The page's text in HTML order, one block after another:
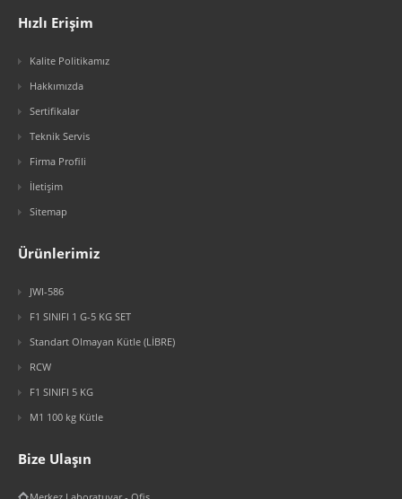
Hızlı Erişim
Kalite Politikamız
Hakkımızda
Sertifikalar
Teknik Servis
Firma Profili
İletişim
Sitemap
Ürünlerimiz
JWI-586
F1 SINIFI 1 G-5 KG SET
Standart Olmayan Kütle (LİBRE)
RCW
F1 SINIFI 5 KG
M1 100 kg Kütle
Bize Ulaşın